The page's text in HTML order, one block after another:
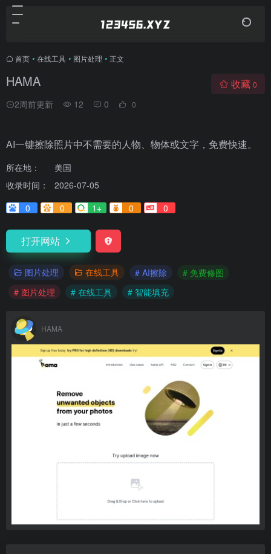
首页 • 在线工具 • 图片处理 • 正文
HAMA
2周前更新 12 0 0
收藏 0
AI一键擦除照片中不需要的人物、物体或文字，免费快速。
所在地：
美国
收录时间：
2026-07-05
0
0 1+ 0 0
打开网站
图片处理 在线工具 # AI擦除
# 免费修图
# 图片处理
# 在线工具 # 智能填充
HAMA